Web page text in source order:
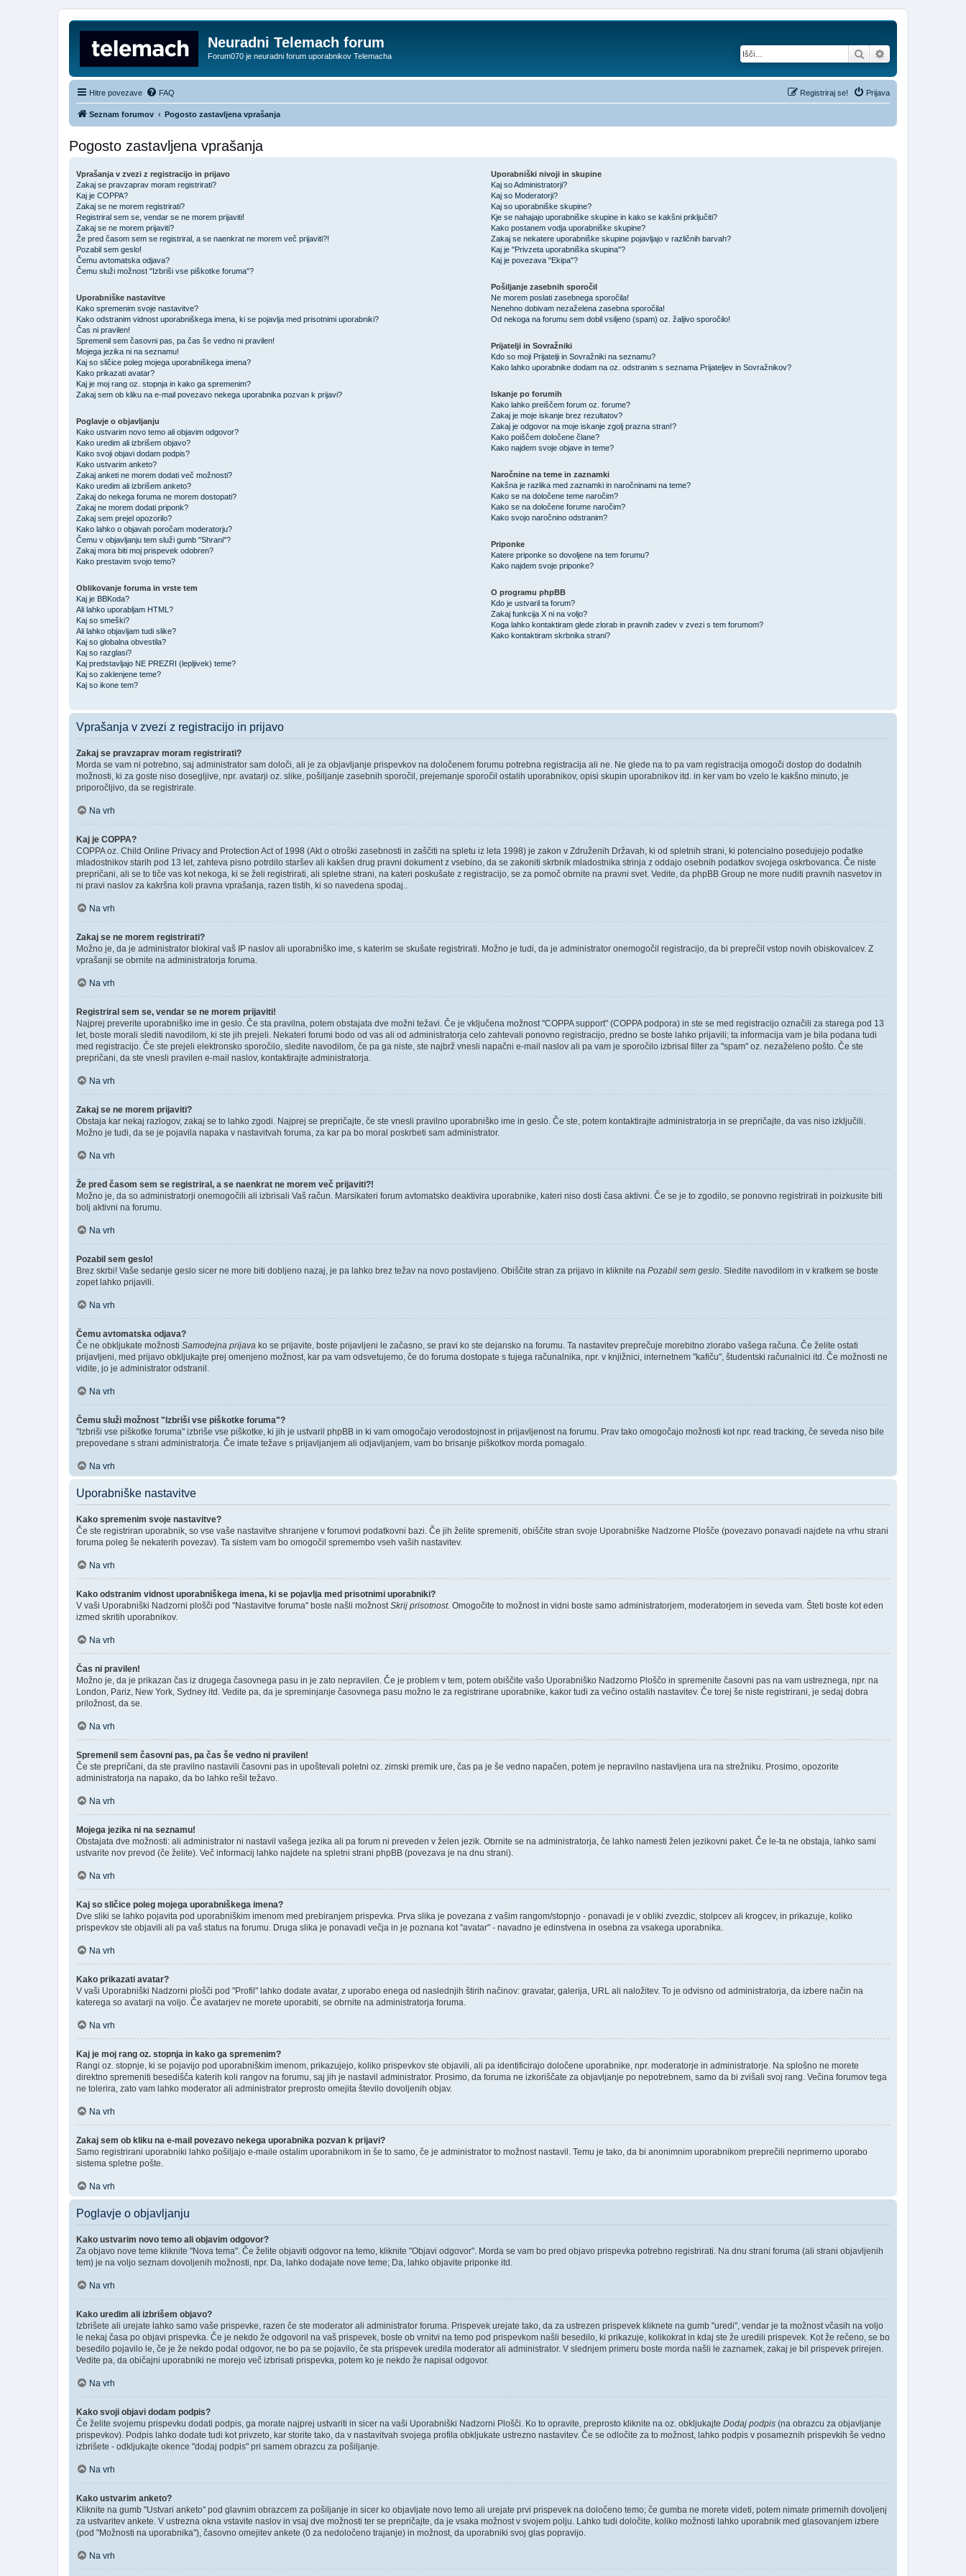
Neuradni Telemach forum
Forum070 je neuradni forum uporabnikov Telemacha Iskanje
Hitre povezave FAQ Prijava
Registriraj se!
Seznam forumov Pogosto zastavljena vprašanja
Pogosto zastavljena vprašanja
Vprašanja v zvezi z registracijo in prijavo
Zakaj se pravzaprav moram registrirati?
Kaj je COPPA?
Zakaj se ne morem registrirati?
Registriral sem se, vendar se ne morem prijaviti!
Zakaj se ne morem prijaviti?
Že pred časom sem se registriral, a se naenkrat ne morem več prijaviti?!
Pozabil sem geslo!
Čemu avtomatska odjava?
Čemu služi možnost "Izbriši vse piškotke foruma"?
Uporabniške nastavitve
Kako spremenim svoje nastavitve?
Kako odstranim vidnost uporabniškega imena, ki se pojavlja med prisotnimi uporabniki?
Čas ni pravilen!
Spremenil sem časovni pas, pa čas še vedno ni pravilen!
Mojega jezika ni na seznamu!
Kaj so sličice poleg mojega uporabniškega imena?
Kako prikazati avatar?
Kaj je moj rang oz. stopnja in kako ga spremenim?
Zakaj sem ob kliku na e-mail povezavo nekega uporabnika pozvan k prijavi?
Poglavje o objavljanju
Kako ustvarim novo temo ali objavim odgovor?
Kako uredim ali izbrišem objavo?
Kako svoji objavi dodam podpis?
Kako ustvarim anketo?
Zakaj anketi ne morem dodati več možnosti?
Kako uredim ali izbrišem anketo?
Zakaj do nekega foruma ne morem dostopati?
Zakaj ne morem dodati priponk?
Zakaj sem prejel opozorilo?
Kako lahko o objavah poročam moderatorju?
Čemu v objavljanju tem služi gumb "Shrani"?
Zakaj mora biti moj prispevek odobren?
Kako prestavim svojo temo?
Oblikovanje foruma in vrste tem
Kaj je BBKoda?
Ali lahko uporabljam HTML?
Kaj so smeški?
Ali lahko objavljam tudi slike?
Kaj so globalna obvestila?
Kaj so razglasi?
Kaj predstavljajo NE PREZRI (lepljivek) teme?
Kaj so zaklenjene teme?
Kaj so ikone tem?
Uporabniški nivoji in skupine
Kaj so Administratorji?
Kaj so Moderatorji?
Kaj so uporabniške skupine?
Kje se nahajajo uporabniške skupine in kako se kakšni priključiti?
Kako postanem vodja uporabniške skupine?
Zakaj se nekatere uporabniške skupine pojavljajo v različnih barvah?
Kaj je "Privzeta uporabniška skupina"?
Kaj je povezava "Ekipa"?
Pošiljanje zasebnih sporočil
Ne morem poslati zasebnega sporočila!
Nenehno dobivam nezaželena zasebna sporočila!
Od nekoga na forumu sem dobil vsiljeno (spam) oz. žaljivo sporočilo!
Prijatelji in Sovražniki
Kdo so moji Prijatelji in Sovražniki na seznamu?
Kako lahko uporabnike dodam na oz. odstranim s seznama Prijateljev in Sovražnikov?
Iskanje po forumih
Kako lahko preiščem forum oz. forume?
Zakaj je moje iskanje brez rezultatov?
Zakaj je odgovor na moje iskanje zgolj prazna stran!?
Kako poiščem določene člane?
Kako najdem svoje objave in teme?
Naročnine na teme in zaznamki
Kakšna je razlika med zaznamki in naročninami na teme?
Kako se na določene teme naročim?
Kako se na določene forume naročim?
Kako svojo naročnino odstranim?
Priponke
Katere priponke so dovoljene na tem forumu?
Kako najdem svoje priponke?
O programu phpBB
Kdo je ustvaril ta forum?
Zakaj funkcija X ni na voljo?
Koga lahko kontaktiram glede zlorab in pravnih zadev v zvezi s tem forumom?
Kako kontaktiram skrbnika strani?
Vprašanja v zvezi z registracijo in prijavo
Zakaj se pravzaprav moram registrirati?
Morda se vam ni potrebno, saj administrator sam določi, ali je za objavljanje prispevkov na določenem forumu potrebna registracija ali ne. Ne glede na to pa vam registracija omogoči dostop do dodatnih
možnosti, ki za goste niso dosegljive, npr. avatarji oz. slike, pošiljanje zasebnih sporočil, prejemanje sporočil ostalih uporabnikov, opisi skupin uporabnikov itd. in ker vam bo vzelo le kakšno minuto, je
priporočljivo, da se registrirate.
Na vrh
Kaj je COPPA?
COPPA oz. Child Online Privacy and Protection Act of 1998 (Akt o otroški zasebnosti in zaščiti na spletu iz leta 1998) je zakon v Združenih Državah, ki od spletnih strani, ki potencialno posedujejo podatke
mladostnikov starih pod 13 let, zahteva pisno potrdilo staršev ali kakšen drug pravni dokument z vsebino, da se zakoniti skrbnik mladostnika strinja z oddajo osebnih podatkov svojega oskrbovanca. Če niste
prepričani, ali se to tiče vas kot nekoga, ki se želi registrirati, ali spletne strani, na kateri poskušate z registracijo, se za pomoč obrnite na pravni svet. Vedite, da phpBB Group ne more nuditi pravnih nasvetov in
ni pravi naslov za kakršna koli pravna vprašanja, razen tistih, ki so navedena spodaj..
Na vrh
Zakaj se ne morem registrirati?
Možno je, da je administrator blokiral vaš IP naslov ali uporabniško ime, s katerim se skušate registrirati. Možno je tudi, da je administrator onemogočil registracijo, da bi preprečil vstop novih obiskovalcev. Z
vprašanji se obrnite na administratorja foruma.
Na vrh
Registriral sem se, vendar se ne morem prijaviti!
Najprej preverite uporabniško ime in geslo. Če sta pravilna, potem obstajata dve možni težavi. Če je vključena možnost "COPPA support" (COPPA podpora) in ste se med registracijo označili za starega pod 13
let, boste morali slediti navodilom, ki ste jih prejeli. Nekateri forumi bodo od vas ali od administratorja celo zahtevali ponovno registracijo, predno se boste lahko prijavili; ta informacija vam je bila podana tudi
med registracijo. Če ste prejeli elektronsko sporočilo, sledite navodilom, če pa ga niste, ste najbrž vnesli napačni e-mail naslov ali pa vam je sporočilo izbrisal filter za "spam" oz. nezaželeno pošto. Če ste
prepričani, da ste vnesli pravilen e-mail naslov, kontaktirajte administratorja.
Na vrh
Zakaj se ne morem prijaviti?
Obstaja kar nekaj razlogov, zakaj se to lahko zgodi. Najprej se prepričajte, če ste vnesli pravilno uporabniško ime in geslo. Če ste, potem kontaktirajte administratorja in se prepričajte, da vas niso izključili.
Možno je tudi, da se je pojavila napaka v nastavitvah foruma, za kar pa bo moral poskrbeti sam administrator.
Na vrh
Že pred časom sem se registriral, a se naenkrat ne morem več prijaviti?!
Možno je, da so administratorji onemogočili ali izbrisali Vaš račun. Marsikateri forum avtomatsko deaktivira uporabnike, kateri niso dosti časa aktivni. Če se je to zgodilo, se ponovno registrirati in poizkusite biti
bolj aktivni na forumu.
Na vrh
Pozabil sem geslo!
Brez skrbi! Vaše sedanje geslo sicer ne more biti dobljeno nazaj, je pa lahko brez težav na novo postavljeno. Obiščite stran za prijavo in kliknite na Pozabil sem geslo . Sledite navodilom in v kratkem se boste
zopet lahko prijavili.
Na vrh
Čemu avtomatska odjava?
Če ne obkljukate možnosti Samodejna prijava ko se prijavite, boste prijavljeni le začasno, se pravi ko ste dejansko na forumu. Ta nastavitev preprečuje morebitno zlorabo vašega računa. Če želite ostati
prijavljeni, med prijavo obkljukajte prej omenjeno možnost, kar pa vam odsvetujemo, če do foruma dostopate s tujega računalnika, npr. v knjižnici, internetnem "kafiču", študentski računalnici itd. Če možnosti ne
vidite, jo je administrator odstranil.
Na vrh
Čemu služi možnost "Izbriši vse piškotke foruma"?
"Izbriši vse piškotke foruma" izbriše vse piškotke, ki jih je ustvaril phpBB in ki vam omogočajo verodostojnost in prijavljenost na forumu. Prav tako omogočajo možnosti kot npr. read tracking, če seveda niso bile
prepovedane s strani administratorja. Če imate težave s prijavljanjem ali odjavljanjem, vam bo brisanje piškotkov morda pomagalo.
Na vrh
Uporabniške nastavitve
Kako spremenim svoje nastavitve?
Če ste registriran uporabnik, so vse vaše nastavitve shranjene v forumovi podatkovni bazi. Če jih želite spremeniti, obiščite stran svoje Uporabniške Nadzorne Plošče (povezavo ponavadi najdete na vrhu strani
foruma poleg še nekaterih povezav). Ta sistem vam bo omogočil spremembo vseh vaših nastavitev.
Na vrh
Kako odstranim vidnost uporabniškega imena, ki se pojavlja med prisotnimi uporabniki?
V vaši Uporabniški Nadzorni plošči pod "Nastavitve foruma" boste našli možnost Skrij prisotnost. Omogočite to možnost in vidni boste samo administratorjem, moderatorjem in seveda vam. Šteti boste kot eden
izmed skritih uporabnikov.
Na vrh
Čas ni pravilen!
Možno je, da je prikazan čas iz drugega časovnega pasu in je zato nepravilen. Če je problem v tem, potem obiščite vašo Uporabniško Nadzorno Ploščo in spremenite časovni pas na vam ustreznega, npr. na
London, Pariz, New York, Sydney itd. Vedite pa, da je spreminjanje časovnega pasu možno le za registrirane uporabnike, kakor tudi za večino ostalih nastavitev. Če torej še niste registrirani, je sedaj dobra
priložnost, da se.
Na vrh
Spremenil sem časovni pas, pa čas še vedno ni pravilen!
Če ste prepričani, da ste pravilno nastavili časovni pas in upoštevali poletni oz. zimski premik ure, čas pa je še vedno napačen, potem je nepravilno nastavljena ura na strežniku. Prosimo, opozorite
administratorja na napako, da bo lahko rešil težavo.
Na vrh
Mojega jezika ni na seznamu!
Obstajata dve možnosti: ali administrator ni nastavil vašega jezika ali pa forum ni preveden v želen jezik. Obrnite se na administratorja, če lahko namesti želen jezikovni paket. Če le-ta ne obstaja, lahko sami
ustvarite nov prevod (če želite). Več informacij lahko najdete na spletni strani phpBB (povezava je na dnu strani).
Na vrh
Kaj so sličice poleg mojega uporabniškega imena?
Dve sliki se lahko pojavita pod uporabniškim imenom med prebiranjem prispevka. Prva slika je povezana z vašim rangom/stopnjo - ponavadi je v obliki zvezdic, stolpcev ali krogcev, in prikazuje, koliko
prispevkov ste objavili ali pa vaš status na forumu. Druga slika je ponavadi večja in je poznana kot "avatar" - navadno je edinstvena in osebna za vsakega uporabnika.
Na vrh
Kako prikazati avatar?
V vaši Uporabniški Nadzorni plošči pod "Profil" lahko dodate avatar, z uporabo enega od naslednjih štirih načinov: gravatar, galerija, URL ali naložitev. To je odvisno od administratorja, da izbere način na
katerega so avatarji na voljo. Če avatarjev ne morete uporabiti, se obrnite na administratorja foruma.
Na vrh
Kaj je moj rang oz. stopnja in kako ga spremenim?
Rangi oz. stopnje, ki se pojavijo pod uporabniškim imenom, prikazujejo, koliko prispevkov ste objavili, ali pa identificirajo določene uporabnike, npr. moderatorje in administratorje. Na splošno ne morete
direktno spremeniti besedišča katerih koli rangov na forumu, saj jih je nastavil administrator. Prosimo, da foruma ne izkoriščate za objavljanje po nepotrebnem, samo da bi zvišali svoj rang. Večina forumov tega
ne tolerira, zato vam lahko moderator ali administrator preprosto omejita število dovoljenih objav.
Na vrh
Zakaj sem ob kliku na e-mail povezavo nekega uporabnika pozvan k prijavi?
Samo registrirani uporabniki lahko pošiljajo e-maile ostalim uporabnikom in še to samo, če je administrator to možnost nastavil. Temu je tako, da bi anonimnim uporabnikom preprečili neprimerno uporabo
sistema spletne pošte.
Na vrh
Poglavje o objavljanju
Kako ustvarim novo temo ali objavim odgovor?
Za objavo nove teme kliknite "Nova tema". Če želite objaviti odgovor na temo, kliknite "Objavi odgovor". Morda se vam bo pred objavo prispevka potrebno registrirati. Na dnu strani foruma (ali strani objavljenih
tem) je na voljo seznam dovoljenih možnosti, npr. Da, lahko dodajate nove teme; Da, lahko objavite priponke itd.
Na vrh
Kako uredim ali izbrišem objavo?
Izbrišete ali urejate lahko samo vaše prispevke, razen če ste moderator ali administrator foruma. Prispevek urejate tako, da za ustrezen prispevek kliknete na gumb "uredi", vendar je ta možnost včasih na voljo
le nekaj časa po objavi prispevka. Če je nekdo že odgovoril na vaš prispevek, boste ob vrnitvi na temo pod prispevkom našli besedilo, ki prikazuje, kolikokrat in kdaj ste že uredili prispevek. Kot že rečeno, se bo
besedilo pojavilo le, če je že nekdo podal odgovor, ne bo pa se pojavilo, če sta prispevek uredila moderator ali administrator. V slednjem primeru boste morda našli le zaznamek, zakaj je bil prispevek prirejen.
Vedite pa, da običajni uporabniki ne morejo več izbrisati prispevka, potem ko je nekdo že napisal odgovor.
Na vrh
Kako svoji objavi dodam podpis?
Če želite svojemu prispevku dodati podpis, ga morate najprej ustvariti in sicer na vaši Uporabniški Nadzorni Plošči. Ko to opravite, preprosto kliknite na oz. obkljukajte Dodaj podpis (na obrazcu za objavljanje
prispevkov). Podpis lahko dodate tudi kot privzeto, kar storite tako, da v nastavitvah svojega profila obkljukate ustrezno nastavitev. Če se odločite za to možnost, lahko podpis v posameznih prispevkih še vedno
izbrišete - odkljukajte okence "dodaj podpis" pri samem obrazcu za pošiljanje.
Na vrh
Kako ustvarim anketo?
Kliknite na gumb "Ustvari anketo" pod glavnim obrazcem za pošiljanje in sicer ko objavljate novo temo ali urejate prvi prispevek na določeno temo; če gumba ne morete videti, potem nimate primernih dovoljenj
za ustvaritev ankete. V ustrezna okna vstavite naslov in vsaj dve možnosti ter se prepričajte, da je vsaka možnost v svojem polju. Lahko tudi določite, koliko možnosti lahko uporabnik med glasovanjem izbere
(pod "Možnosti na uporabnika"), časovno omejitev ankete (0 za nedoločeno trajanje) in možnost, da uporabniki svoj glas popravijo.
Na vrh